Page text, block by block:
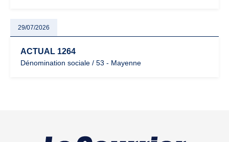
29/07/2026
ACTUAL 1264
Dénomination sociale / 53 - Mayenne